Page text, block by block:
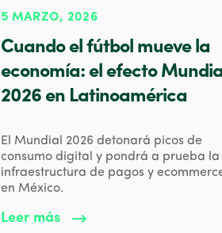
5 MARZO, 2026
Cuando el fútbol mueve la
economía: el efecto
2026 en Latinoamérica
El Mundial 2026 detonará picos de
consumo digital y pondrá a prueba la
infraestructura de pagos y
en México.
Leer más